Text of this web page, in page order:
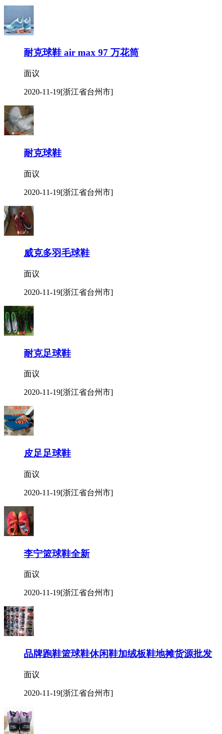
耐克球鞋 air max 97 万花筒
面议
2020-11-19[浙江省台州市]
耐克球鞋
面议
2020-11-19[浙江省台州市]
威克多羽毛球鞋
面议
2020-11-19[浙江省台州市]
耐克足球鞋
面议
2020-11-19[浙江省台州市]
皮足足球鞋
面议
2020-11-19[浙江省台州市]
李宁篮球鞋全新
面议
2020-11-19[浙江省台州市]
品牌跑鞋篮球鞋休闲鞋加绒板鞋地摊货源批发
面议
2020-11-19[浙江省台州市]